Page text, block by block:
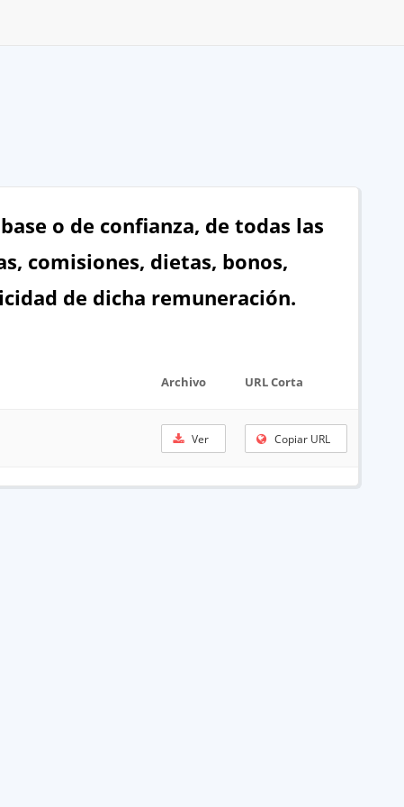
o de confianza, de todas las
comisiones, dietas, bonos,
de dicha remuneración.
Archivo URL Corta
Ver Copiar URL